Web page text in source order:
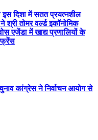
इस दिशा में सतत प्रयत्नशील
श्री तोमर वर्ल्ड इकॉनोमिक
एजेंडा में खाद्य प्रणालियों के
कांग्रेस ने निर्वाचन आयोग से